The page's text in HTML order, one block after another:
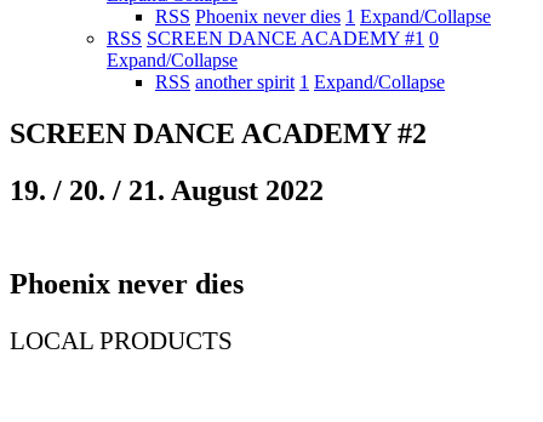
RSS Phoenix never dies 1 Expand/Collapse
RSS SCREEN DANCE ACADEMY #1 0
Expand/Collapse
RSS another spirit 1 Expand/Collapse
SCREEN DANCE ACADEMY #2
19. / 20. / 21. August 2022
Phoenix never dies
LOCAL PRODUCTS